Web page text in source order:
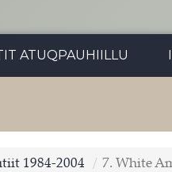
ATUQPAUHIILLU
1984-2004 7. White